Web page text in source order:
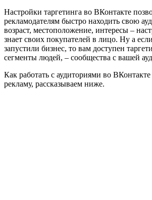
Настройки таргетинга во ВКонтакте
рекламодателям быстро находить свою
возраст, местоположение, интересы –
знает своих покупателей в лицо. Ну а
запустили бизнес, то вам доступен
сегменты людей, – сообщества с вашей
Как работать с аудиториями во
рекламу, рассказываем ниже.